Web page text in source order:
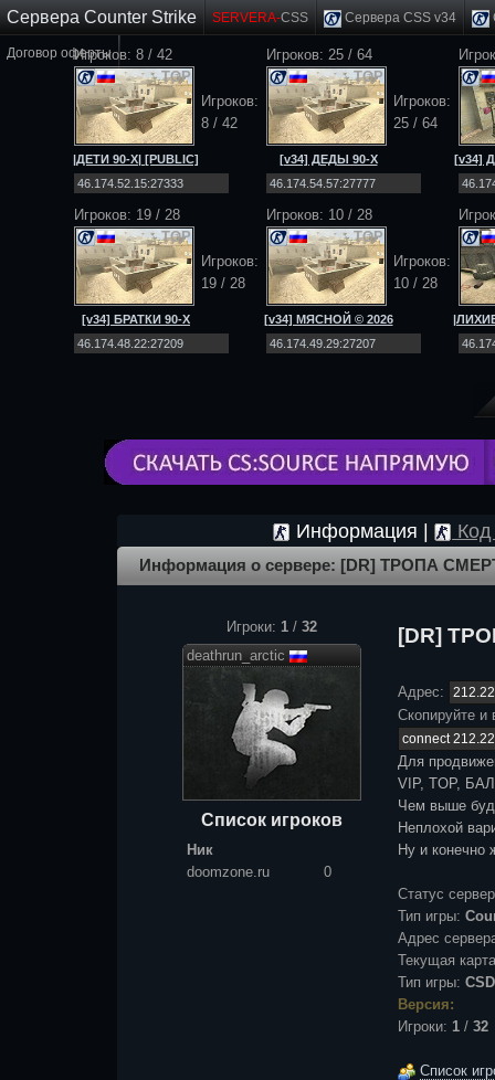
Сервера Counter Strike SERVERA-CSS Сервера CSS v34
Договор офертыИгроков: 8 / 42
TOP
Игроков:
8 / 42
|ДЕТИ 90-Х| [PUBLIC]
[NO-STEAM|v34]
Игроков: 25 / 64
TOP
Игроков:
25 / 64
[v34] ДЕДЫ 90-Х
[Public] 18+
[v34]
Игроков: 19 / 28
TOP
Игроков:
19 / 28
[v34] БРАТКИ 90-Х
[Public] 18+
Игроков: 10 / 28
TOP
Игроков:
10 / 28
[v34] МЯСНОЙ © 2026
[Public] 18+
Информация |
Информация о сервере: [DR] ТРОПА
Игроки: 1/ 32
deathrun_arctic
Список игроков
Ник
doomzone.ru
0
[DR]
Адрес:
Скопируйте и
Для
VIP, TOP,
Чем выше
Неплохой
Ну и конечно
Статус
Тип игры:
Адрес
Текущая
Тип игры:
Версия:
Игроки: 1 / 32
Список